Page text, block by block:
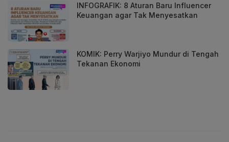
INFOGRAFIK: 8 Aturan Baru Influencer
Keuangan agar Tak Menyesatkan
KOMIK: Perry Warjiyo Mundur di Tengah
Tekanan Ekonomi